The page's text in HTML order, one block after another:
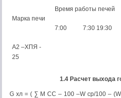
Марка печи
Время работы печей
7:00 7:30 19:30
А2 –ХПЯ -
25
1.4 Расчет выхода
G хл = ( ∑ М СС – 100 –W ср/100 –